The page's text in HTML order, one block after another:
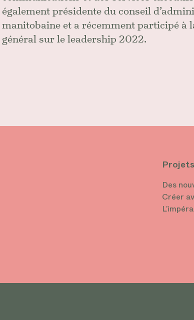
également présidente du conseil
manitobaine et a récemment participé à
général sur le leadership 2022.
Projets
Des
Créer